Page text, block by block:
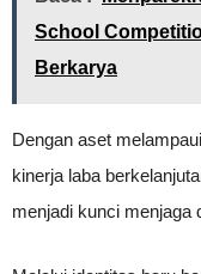
School
Berkarya
Dengan aset
kinerja laba
menjadi kunci menjaga